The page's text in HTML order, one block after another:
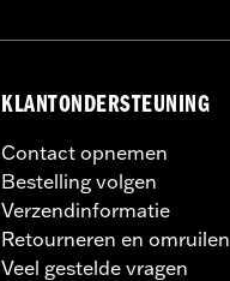
KLANTONDERSTEUNING
Contact opnemen
Bestelling volgen
Verzendinformatie
Retourneren en omruilen
Veel gestelde vragen